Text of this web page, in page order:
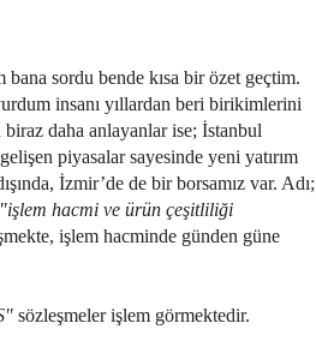
bana sordu bende kısa bir özet geçtim.
insanı yıllardan beri birikimlerini
biraz daha anlayanlar ise; İstanbul
piyasalar sayesinde yeni yatırım
İzmir’de de bir borsamız var. Adı;
"işlem hacmi ve ürün çeşitliliği
işlem hacminde günden güne
sözleşmeler işlem görmektedir.